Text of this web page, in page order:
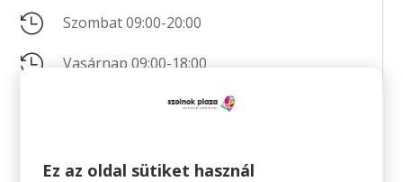
 Szombat 09:00-20:00
 Vasárnap 09:00-18:00
Ez az oldal sütiket használ